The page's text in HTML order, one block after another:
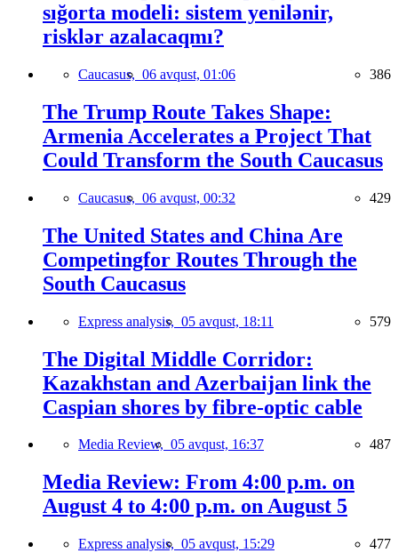
sığorta modeli: sistem yenilənir,
risklər azalacaqmı?
Caucasus, 06 avqust, 01:06 386
The Trump Route Takes Shape:
Armenia Accelerates a Project That
Could Transform the South Caucasus
Caucasus, 06 avqust, 00:32 429
The United States and China Are
Competingfor Routes Through the
South Caucasus
Express analysis, 05 avqust, 18:11 579
The Digital Middle Corridor:
Kazakhstan and Azerbaijan link the
Caspian shores by fibre-optic cable
Media Review, 05 avqust, 16:37 487
Media Review: From 4:00 p.m. on
August 4 to 4:00 p.m. on August 5
Express analysis, 05 avqust, 15:29 477